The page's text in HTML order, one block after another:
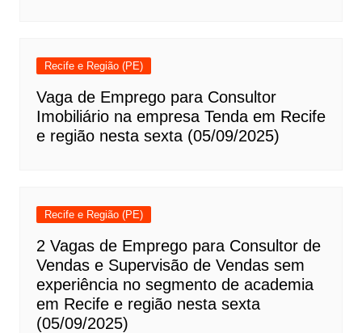
Recife e Região (PE)
Vaga de Emprego para Consultor
Imobiliário na empresa Tenda em Recife
e região nesta sexta (05/09/2025)
Recife e Região (PE)
2 Vagas de Emprego para Consultor de
Vendas e Supervisão de Vendas sem
experiência no segmento de academia
em Recife e região nesta sexta
(05/09/2025)